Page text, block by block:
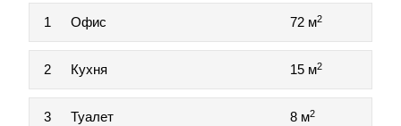
1 Офис 72 м2
2 Кухня 15 м2
3 Туалет 8 м2